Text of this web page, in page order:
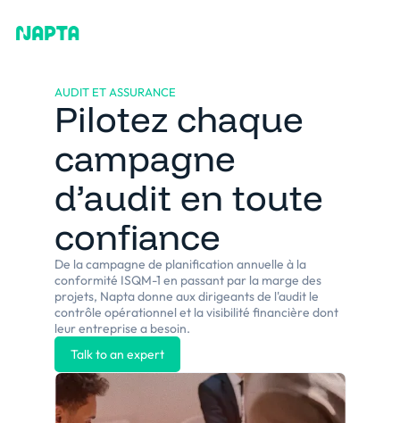
AUDIT ET ASSURANCE
Pilotez chaque
campagne
d’audit en toute
confiance
De la campagne de planification annuelle à la
conformité ISQM-1 en passant par la marge des
projets, Napta donne aux dirigeants de l'audit le
contrôle opérationnel et la visibilité financière dont
leur entreprise a besoin.
Talk to an expert